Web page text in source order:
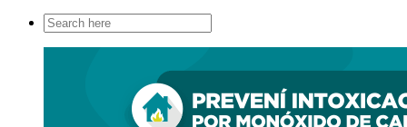
Search
for: